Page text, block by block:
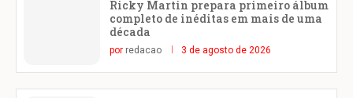
Ricky Martin prepara primeiro álbum
completo de inéditas em mais de uma
década
por redacao 3 de agosto de 2026